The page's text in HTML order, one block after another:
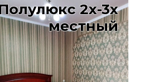
2х-3х
местный